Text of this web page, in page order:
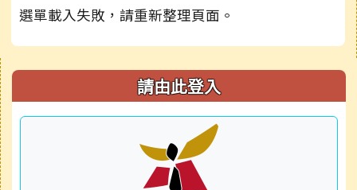
選單載入失敗，請重新整理頁面。
右邊區域內容 請由此登入